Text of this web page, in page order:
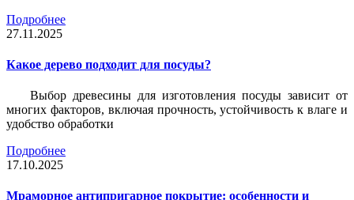
Подробнее
27.11.2025
Какое дерево подходит для посуды?
Выбор древесины для изготовления посуды зависит от
многих факторов, включая прочность, устойчивость к влаге и
удобство обработки
Подробнее
17.10.2025
Мраморное антипригарное покрытие: особенности и